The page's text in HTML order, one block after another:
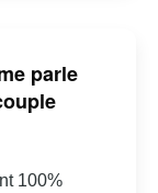
parle
100%